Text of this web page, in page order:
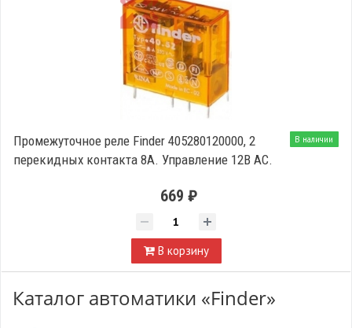
В наличии
Промежуточное реле Finder 405280120000, 2
перекидных контакта 8А. Управление 12В АС.
669 ₽
В корзину
Каталог автоматики «Finder»